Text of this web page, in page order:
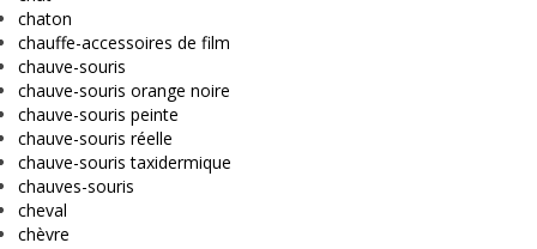
chaton
chauffe-accessoires de film
chauve-souris
chauve-souris orange noire
chauve-souris peinte
chauve-souris réelle
chauve-souris taxidermique
chauves-souris
cheval
chèvre